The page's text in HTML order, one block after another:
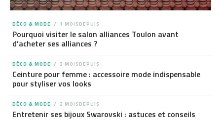
DÉCO & MODE 1 MOISDEPUIS
Pourquoi visiter le salon alliances Toulon avant
d’acheter ses alliances ?
DÉCO & MODE 3 MOISDEPUIS
Ceinture pour femme : accessoire mode indispensable
pour styliser vos looks
DÉCO & MODE 3 MOISDEPUIS
Entretenir ses bijoux Swarovski : astuces et conseils